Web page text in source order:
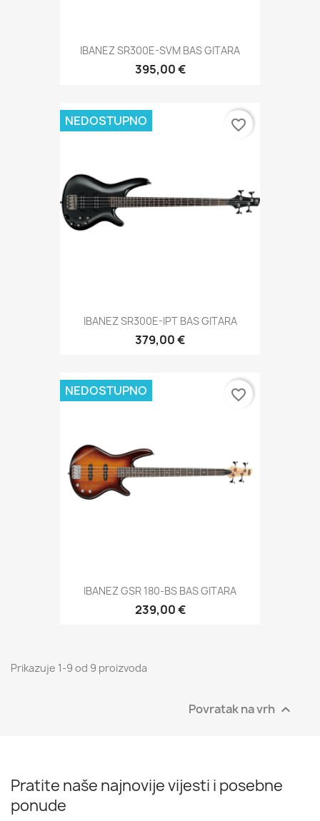
IBANEZ SR300E-SVM BAS GITARA
395,00 €
IBANEZ SR300E-IPT BAS GITARA
379,00 €
NEDOSTUPNO favorite_border
IBANEZ GSR 180-BS BAS GITARA
239,00 €
NEDOSTUPNO favorite_border
Prikazuje 1-9 od 9 proizvoda
Povratak na vrh 
Pratite naše najnovije vijesti i posebne
ponude